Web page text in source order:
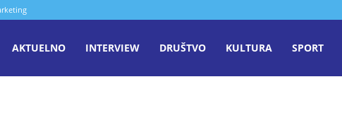
AKTUELNO INTERVIEW DRUŠTVO KULTURA SPORT